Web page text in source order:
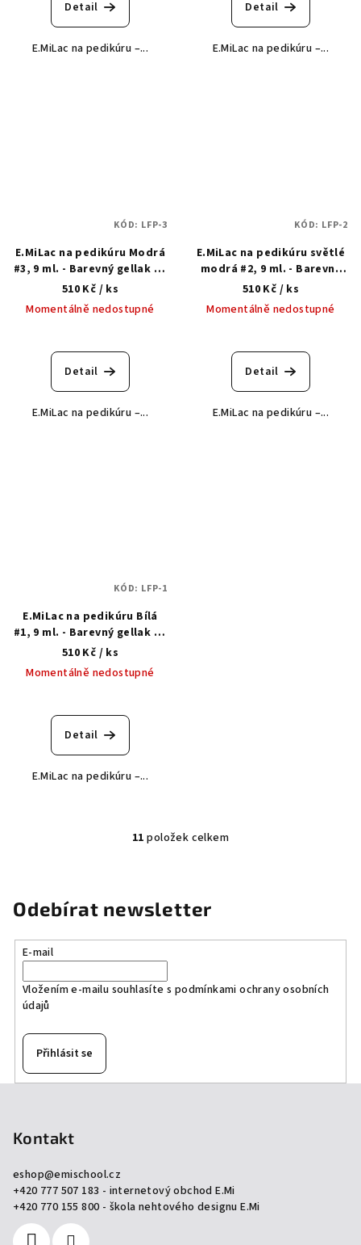
Detail
E.MiLac na pedikúru –...
Detail
E.MiLac na pedikúru –...
E.MiLac na pedikúru Modrá
#3, 9 ml. - Barevný gellak na
pedikúru 3 v 1
510 Kč / ks
Momentálně nedostupné
Detail
E.MiLac na pedikúru –...
KÓD: LFP-3
E.MiLac na pedikúru světlé
modrá #2, 9 ml. - Barevný
gellak na pedikúru 3 v 1
510 Kč / ks
Momentálně nedostupné
Detail
E.MiLac na pedikúru –...
KÓD: LFP-2
E.MiLac na pedikúru Bílá
#1, 9 ml. - Barevný gellak na
pedikúru 3 v 1
510 Kč / ks
Momentálně nedostupné
Detail
E.MiLac na pedikúru –...
KÓD: LFP-1
O
á
d
a
p
v
11 položek celkem
Odebírat newsletter
E-mail
Vložením e-mailu souhlasíte s podmínkami ochrany osobních
údajů
Přihlásit se
Kontakt
eshop@emischool.cz
+420 777 507 183 - internetový obchod E.Mi
+420 770 155 800 - škola nehtového designu E.Mi